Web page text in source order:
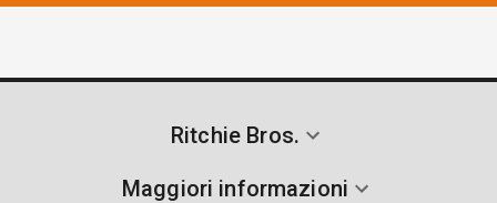
Ritchie Bros.
Maggiori informazioni